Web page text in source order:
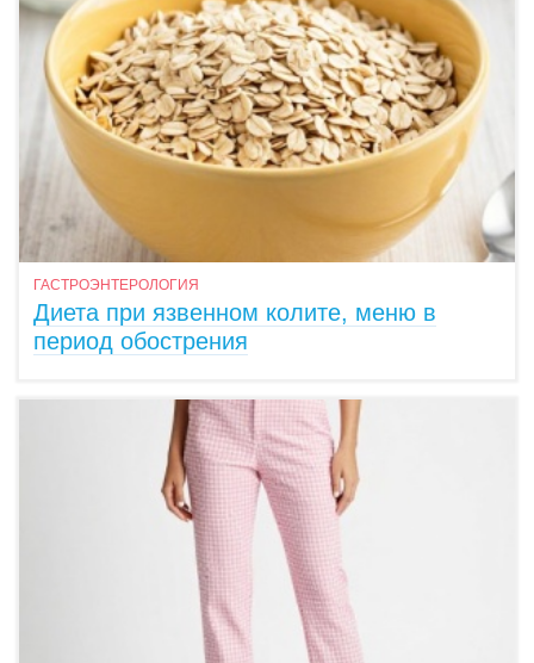
ГАСТРОЭНТЕРОЛОГИЯ
Диета при язвенном колите, меню в
период обострения